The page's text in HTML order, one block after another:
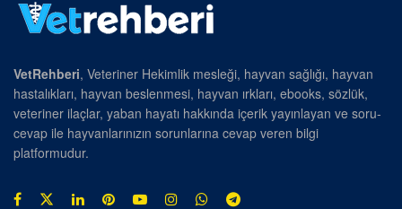
VetRehberi, Veteriner Hekimlik mesleği, hayvan sağlığı, hayvan
hastalıkları, hayvan beslenmesi, hayvan ırkları, ebooks, sözlük,
veteriner ilaçlar, yaban hayatı hakkında içerik yayınlayan ve soru-
cevap ile hayvanlarınızın sorunlarına cevap veren bilgi
platformudur.